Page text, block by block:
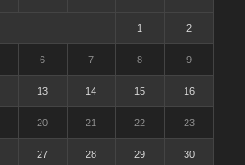
1 2
6 7 8 9
13 14 15 16
20 21 22 23
27 28 29 30